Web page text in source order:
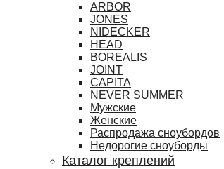
ARBOR
JONES
NIDECKER
HEAD
BOREALIS
JOINT
CAPITA
NEVER SUMMER
Мужские
Женские
Распродажа сноубордов
Недорогие сноуборды
Каталог креплений